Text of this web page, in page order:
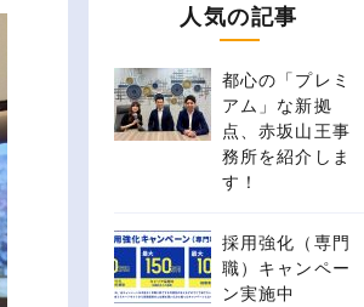
人気の記事
都心の「プレミ
アム」な新拠
点、赤坂山王事
務所を紹介しま
す！
採用強化（専門
職）キャンペー
ン実施中